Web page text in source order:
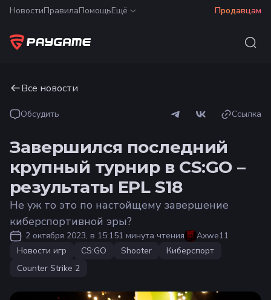
НовостиПравилаПомощьЕщё Продавцам
Все новости
Обсудить Ссылка
Завершился последний
крупный турнир в CS:GO –
результаты EPL S18
Не уж то это по настойщему завершение
киберспортивной эры?
2 октября 2023, в 15:151 минута чтения
Axwe11
Новости игр
CS:GO Shooter
Киберспорт
Counter Strike 2